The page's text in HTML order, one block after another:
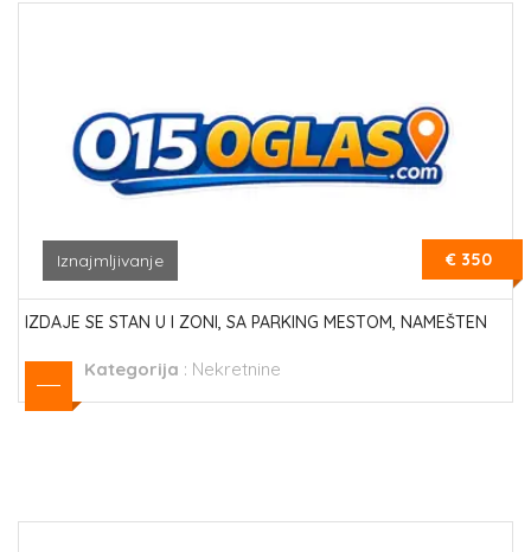
Iznajmljivanje € 350
IZDAJE SE STAN U I ZONI, SA PARKING MESTOM, NAMEŠTEN
Kategorija : Nekretnine